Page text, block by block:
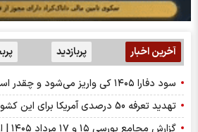
آخرین اخبار پربازدید
سود دفارا ۱۴۰۵ کی واریز می‌شود و چقدر است؟
تهدید تعرفه 50 درصدی آمریکا برای این کشور!